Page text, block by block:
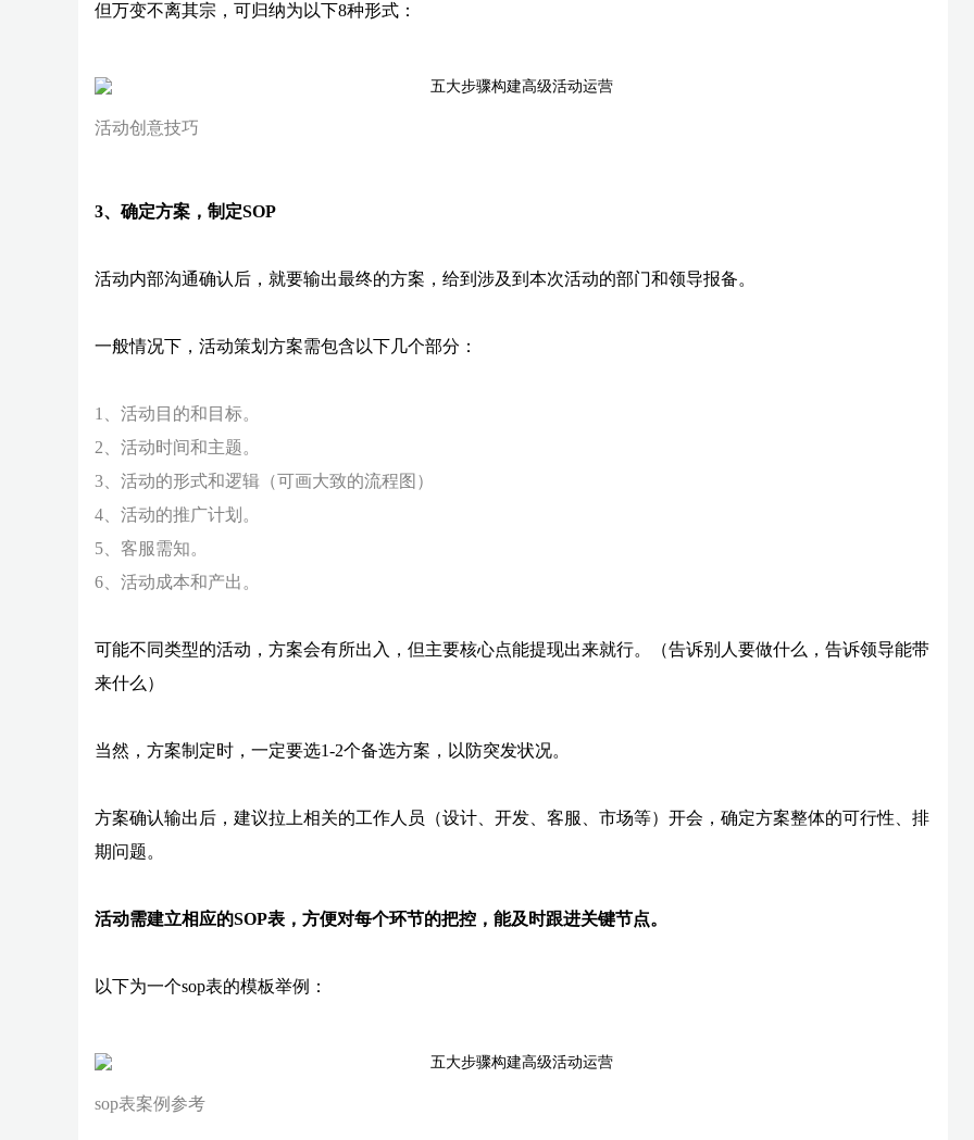
但万变不离其宗，可归纳为以下8种形式：
活动创意技巧
3、确定方案，制定SOP
活动内部沟通确认后，就要输出最终的方案，给到涉及到本次活动的部门和领导报备。
一般情况下，活动策划方案需包含以下几个部分：
1、活动目的和目标。
2、活动时间和主题。
3、活动的形式和逻辑（可画大致的流程图）
4、活动的推广计划。
5、客服需知。
6、活动成本和产出。
可能不同类型的活动，方案会有所出入，但主要核心点能提现出来就行。（告诉别人要做什么，告诉领导能带
来什么）
当然，方案制定时，一定要选1-2个备选方案，以防突发状况。
方案确认输出后，建议拉上相关的工作人员（设计、开发、客服、市场等）开会，确定方案整体的可行性、排
期问题。
活动需建立相应的SOP表，方便对每个环节的把控，能及时跟进关键节点。
以下为一个sop表的模板举例：
sop表案例参考